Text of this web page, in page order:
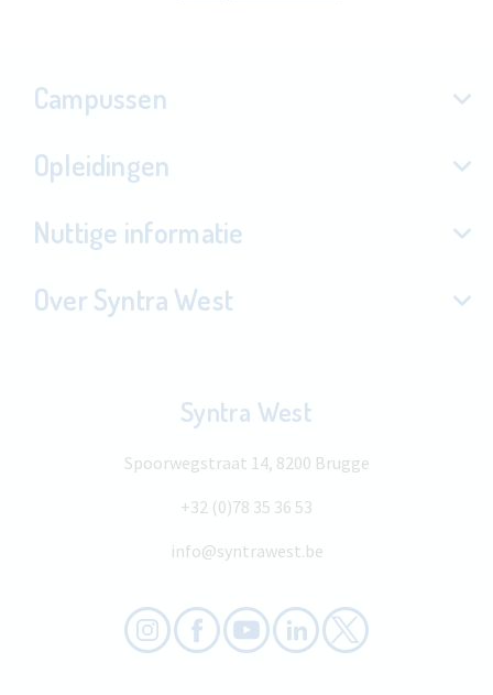
Campussen
Opleidingen
Nuttige informatie
Over Syntra West
Syntra West
Spoorwegstraat 14, 8200 Brugge
+32 (0)78 35 36 53
info@syntrawest.be